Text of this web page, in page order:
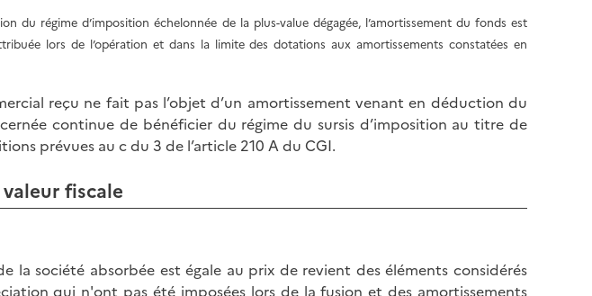
du régime d’imposition échelonnée de la plus-value dégagée, l’amortissement du fonds est
lors de l’opération et dans la limite des dotations aux amortissements constatées en
reçu ne fait pas l’objet d’un amortissement venant en déduction du
continue de bénéficier du régime du sursis d’imposition au titre de
prévues au c du 3 de l’article 210 A du CGI.
fiscale
la société absorbée est égale au prix de revient des éléments considérés
qui n'ont pas été imposées lors de la fusion et des amortissements